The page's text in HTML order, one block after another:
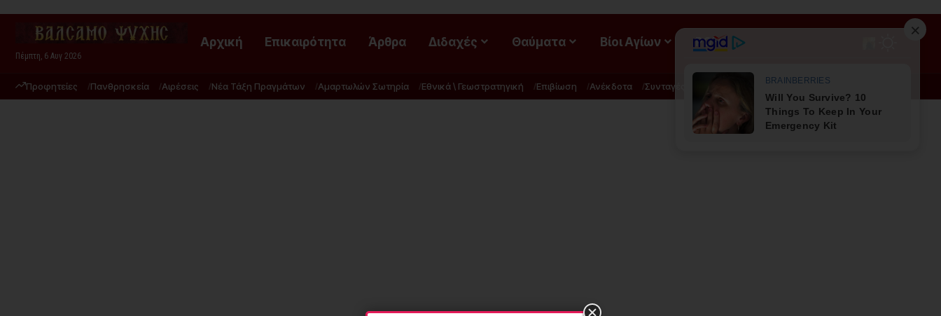
Πέμπτη, 6 Αυγ 2026
Αρχική Επικαιρότητα Άρθρα Διδαχές Θαύματα Βίοι Αγίων ΡΟΗ
Προφητείες Πανθρησκεία Αιρέσεις Νέα Τάξη Πραγμάτων Αμαρτωλών Σωτηρία Εθνικά \ Γεωστρατηγική Επιβίωση Ανέκδοτα Συνταγές Διατροφή - Φυσική Ιατρική